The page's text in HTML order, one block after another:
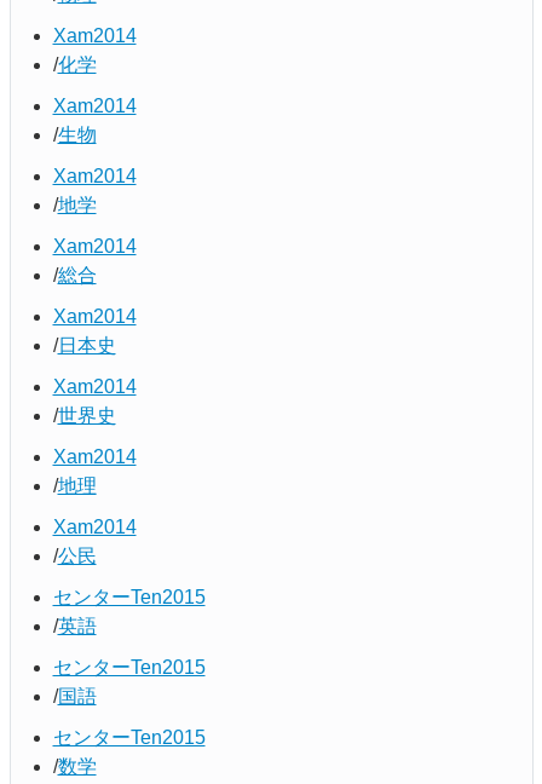
Xam2014
化学
Xam2014
生物
Xam2014
地学
Xam2014
総合
Xam2014
日本史
Xam2014
世界史
Xam2014
地理
Xam2014
公民
センターTen2015
英語
センターTen2015
国語
センターTen2015
数学